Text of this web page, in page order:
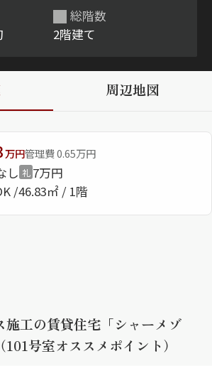
動画ギャラリー
プを探す
ある質問
CLUB
総階数
2階建て
周辺地図
万円管理費 0.65万円
し 礼 7万円
46.83㎡ / 1階
施工の賃貸住宅「シャーメゾ
101号室オススメポイント）